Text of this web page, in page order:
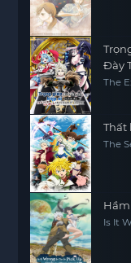
Đày
The
Thất
The
Hầm
Is It